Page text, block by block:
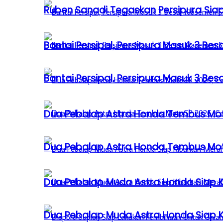
Bantai Persipal, Persipura Masuk 3
Dua Pebalap Astra Honda Tembus
Dua Pebalap Muda Astra Honda Siap
Ruben Sanadi Tegaskan Persipura
Bantai Persipal, Persipura Masuk 3
Dua Pebalap Astra Honda Tembus
Dua Pebalap Muda Astra Honda Siap